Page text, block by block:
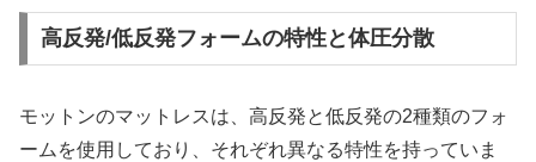
高反発/低反発フォームの特性と体圧分散
モットンのマットレスは、高反発と低反発の2種類のフォ
ームを使用しており、それぞれ異なる特性を持っていま